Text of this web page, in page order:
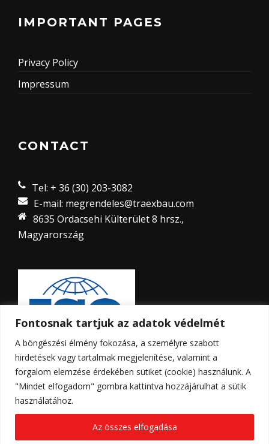
Fontosnak tartjuk az adatok védelmét
A böngészési élmény fokozása, a személyre szabott
hirdetések vagy tartalmak megjelenítése, valamint a
forgalom elemzése érdekében sütiket (cookie) használunk. A
"Mindet elfogadom" gombra kattintva hozzájárulhat a sütik
használatához.
Az összes elfogadása
IMPORTANT PAGES
Privacy Policy
Impressum
CONTACT
Tel: + 36 (30) 203-3082
E-mail: megrendeles@traexbau.com
8635 Ordacsehi Külterület 8 hrsz.,
Magyarország
© Copyright 2023 - Traex-Bau Kft. Weboldalt készítette: